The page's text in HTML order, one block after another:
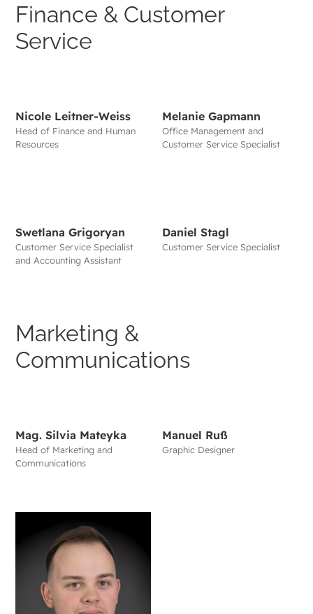
Finance & Customer
Service
Nicole Leitner-Weiss
Head of Finance and Human
Resources
Melanie Gapmann
Office Management and
Customer Service Specialist
Swetlana Grigoryan
Customer Service Specialist
and Accounting Assistant
Daniel Stagl
Customer Service Specialist
Marketing &
Communications
Mag. Silvia Mateyka
Head of Marketing and
Communications
Manuel Ruß
Graphic Designer